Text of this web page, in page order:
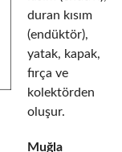
duran kısım
(endüktör),
yatak, kapak,
fırça ve
kolektörden
oluşur.
Muğla